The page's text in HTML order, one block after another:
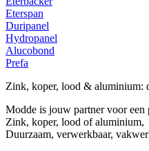
Eterspan
Duripanel
Hydropanel
Alucobond
Prefa
Zink, koper, lood & aluminium:
Modde is jouw partner voor
Zink, koper, lood of aluminium,
Duurzaam, verwerkbaar,